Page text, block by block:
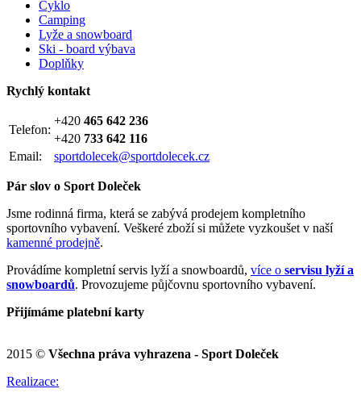
Cyklo
Camping
Lyže a snowboard
Ski - board výbava
Doplňky
Rychlý kontakt
Telefon:
+420 465 642 236
+420 733 642 116
Email:
sportdolecek@sportdolecek.cz
Pár slov o Sport Doleček
Jsme rodinná firma, která se zabývá prodejem kompletního
sportovního vybavení. Veškeré zboží si můžete vyzkoušet v naší
kamenné prodejně.
Provádíme kompletní servis lyží a snowboardů, více o servisu lyží a
snowboardů. Provozujeme půjčovnu sportovního vybavení.
Přijímáme platební karty
2015 © Všechna práva vyhrazena - Sport Doleček
Realizace: